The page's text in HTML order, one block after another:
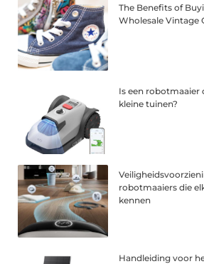
The Benefits of
Wholesale Vintage
Is een robotmaaier
kleine tuinen?
robotmaaiers die
kennen
Handleiding voor